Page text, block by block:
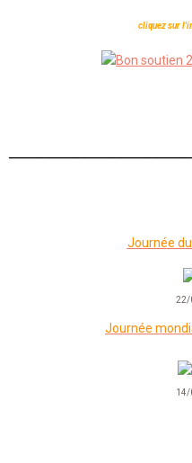
cliquez sur
Journée
22/
Journée
14/